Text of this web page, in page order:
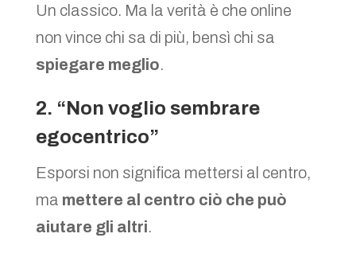
Un classico. Ma la verità è che online
non vince chi sa di più, bensì chi sa
spiegare meglio.
2. “Non voglio sembrare
egocentrico”
Esporsi non significa mettersi al centro,
ma mettere al centro ciò che può
aiutare gli altri.